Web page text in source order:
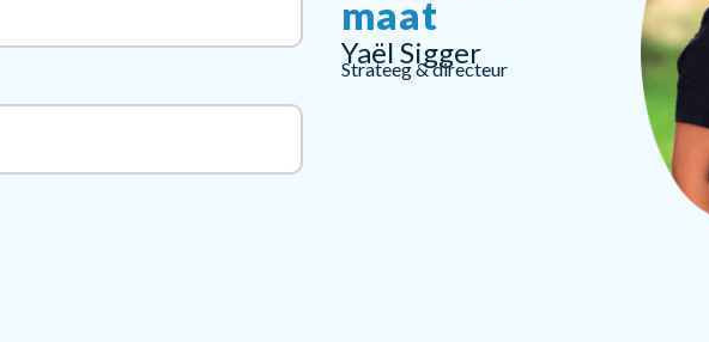
maat
Yaël Sigger
Strateeg & directeur